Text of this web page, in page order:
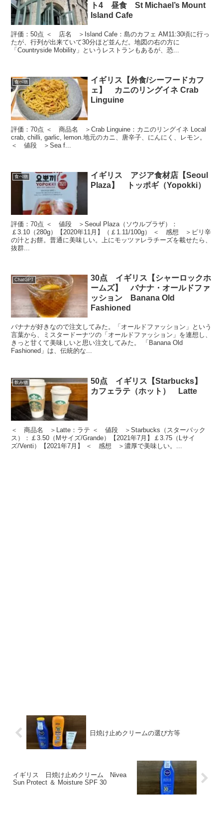
ト4 昼食 St Michael’s Mount
Island Cafe
評価：50点 ＜ 店名 ＞Island Cafe：島のカフェ AM11:30頃に行っ
たが、行列が出来ていて30分ほど並んだ。地図の右の方に
「Countryside Mobility」というレストランもあるが、恐...
食べ物
イギリス【外食/シーフードカフ
ェ】 カニのリングイネ Crab
Linguine
評価：70点 ＜ 商品名 ＞Crab Linguine：カニのリングイネ Local
crab, chilli, garlic, lemon.地元のカニ、唐辛子、にんにく、レモン。
＜ 値段 ＞Sea f...
食べ物
イギリス アジア食材店【Seoul
Plaza】 トッポギ（Yopokki）
評価：70点 ＜ 値段 ＞Seoul Plaza（ソウルプラザ）：
￡3.10（280g）【2020年11月】（￡1.11/100g） ＜ 感想 ＞ピリ辛
の汁とお餅。普通に美味しい。上にモッツァレラチーズを載せたら、
抜群...
ChatGPT
30点 イギリス【シャーロックホ
ームズ】 バナナ・オールドファ
ッション Banana Old
Fashioned
バナナが好きなので注文してみた。「オールドファッション」という
言葉から、ミスタードーナツの「オールドファッション」を連想し、
きっと甘くて美味しいと思い注文してみた。 「Banana Old
Fashioned」は、伝統的な...
飲み物
50点 イギリス【Starbucks】
カフェラテ（ホット） Latte
＜ 商品名 ＞Latte：ラテ ＜ 値段 ＞Starbucks（スターバック
ス）：￡3.50（Mサイズ/Grande）【2021年7月】￡3.75（Lサイ
ズ/Venti）【2021年7月】 ＜ 感想 ＞濃厚で美味しい。...
日焼け止めクリームの選び方等
イギリス 日焼け止めクリーム Nivea
Sun Protect ＆ Moisture SPF 30